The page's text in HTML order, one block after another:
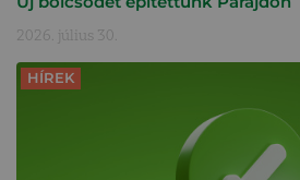
2026. július 30.
HÍREK